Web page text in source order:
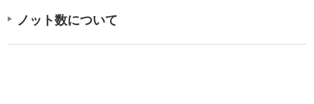
ノット数について